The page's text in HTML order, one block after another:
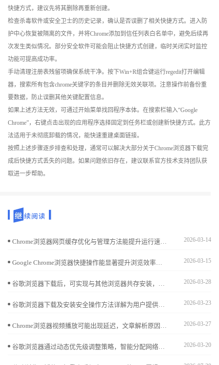
快捷方式，建议先将其删除再重新创建。
检查杀毒软件或安全卫士的历史记录，确认是否误删了相关快捷方式。进入防
护中心恢复被隔离的文件，并将Chrome添加到信任列表白名单中，避免后续再
次发生类似情况。部分安全软件可能会阻止快捷方式创建，临时关闭实时监控
功能可提高成功率。
手动清理注册表残留项确保系统干净。按下Win+R组合键运行regedit打开编辑
器，搜索所有包含chrome关键字的条目并删除无效关联项。注意操作前备份重
要数据，防止误删其他关键配置信息。
如果上述方法无效，可通过开始菜单找回程序本体。在搜索栏输入“Google
Chrome”，右键点击出现的应用程序选择固定到任务栏或创建新快捷方式。此方
法适用于未彻底卸载的情况，能快速重建桌面链接。
按照上述步骤逐步排查和处理，通常可以解决大部分关于Chrome浏览器下载完
成后快捷方式丢失的问题。如果问题依旧存在，建议联系官方技术支持团队获
取进一步帮助。
2026-03-14
2026-03-15
2026-03-28
2026-03-23
2026-03-27
2026-03-20